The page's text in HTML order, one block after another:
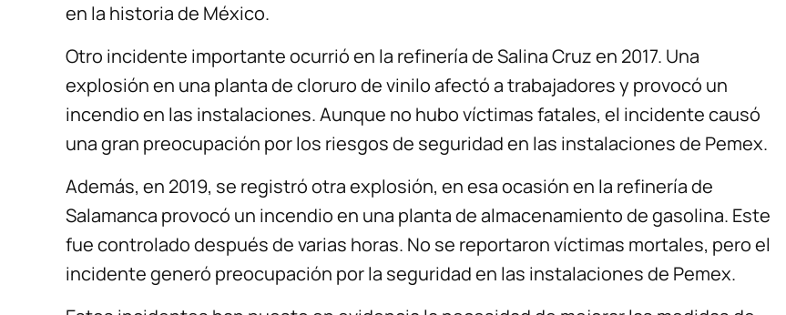
en la historia de México.
Otro incidente importante ocurrió en la refinería de Salina Cruz en 2017. Una
explosión en una planta de cloruro de vinilo afectó a trabajadores y provocó un
incendio en las instalaciones. Aunque no hubo víctimas fatales, el incidente causó
una gran preocupación por los riesgos de seguridad en las instalaciones de Pemex.
Además, en 2019, se registró otra explosión, en esa ocasión en la refinería de
Salamanca provocó un incendio en una planta de almacenamiento de gasolina. Este
fue controlado después de varias horas. No se reportaron víctimas mortales, pero el
incidente generó preocupación por la seguridad en las instalaciones de Pemex.